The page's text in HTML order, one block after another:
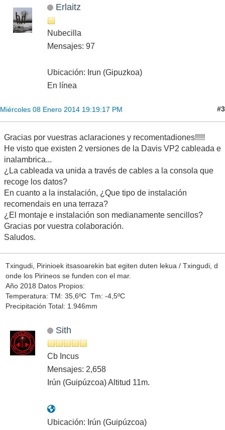
Erlaitz
Nubecilla
Mensajes: 97
Ubicación: Irun (Gipuzkoa)
En línea
Miércoles 08 Enero 2014 19:19:17 PM #3
Gracias por vuestras aclaraciones y recomentadiones!!!!!
He visto que existen 2 versiones de la Davis VP2 cableada e
inalambrica...
¿La cableada va unida a través de cables a la consola que
recoge los datos?
En cuanto a la instalación, ¿Que tipo de instalación
recomendais en una terraza?
¿El montaje e instalación son medianamente sencillos?
Gracias por vuestra colaboración.
Saludos.
Txingudi, Pirinioek itsasoarekin bat egiten duten lekua / Txingudi, d
onde los Pirineos se funden con el mar.
Año 2018 Datos Propios:
Temperatura: TM: 35,6ºC Tm: -4,5ºC
Precipitación Total: 1.946mm
Sith
Cb Incus
Mensajes: 2,658
Irún (Guipúzcoa) Altitud 11m.
Ubicación: Irún (Guipúzcoa)